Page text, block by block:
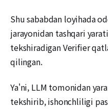
Shu sababdan loyihada
jarayonidan tashqari
tekshiradigan Verifier
qilingan.
Ya'ni, LLM tomonidan
tekshirib, ishonchliligi